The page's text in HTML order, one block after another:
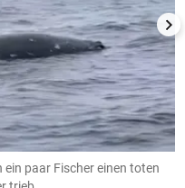
paar Fischer einen toten